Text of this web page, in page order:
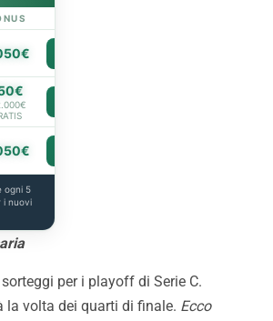
ogni 5
i nuovi
per i playoff di Serie C.
la volta dei quarti di finale. Ecco